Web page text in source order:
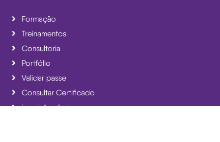
Formação
Treinamentos
Consultoria
Portfólio
Validar passe
Consultar Certificado
inscrição direita